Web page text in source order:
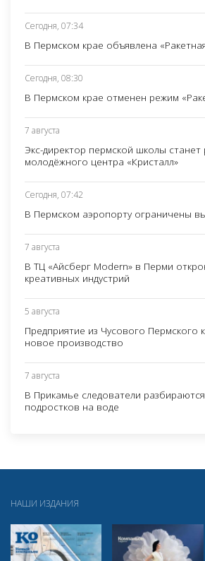
Сегодня, 07:34
В Пермском крае объявлена
Сегодня, 08:30
В Пермском крае отменен режим
7 августа
Экс-директор пермской школы станет
молодёжного центра «Кристалл»
Сегодня, 07:42
В Пермском аэропорту ограничены
7 августа
В ТЦ «Айсберг Modern» в Перми
креативных индустрий
5 августа
Предприятие из Чусового Пермского
новое производство
7 августа
В Прикамье следователи
подростков на воде
НАШИ ИЗДАНИЯ